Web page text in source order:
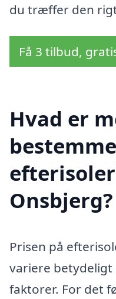
du træffer den
Få 3 tilbud,
Hvad er
Onsbjerg?
Prisen på
variere
faktorer. For det